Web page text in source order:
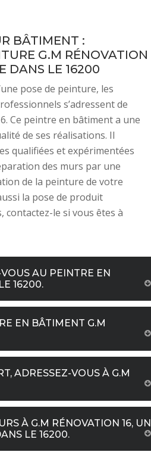
BÂTIMENT :
G.M RÉNOVATION
DANS LE 16200
pose de peinture, les
s’adressent de
Ce peintre en bâtiment a une
de ses réalisations. Il
qualifiées et expérimentées
des murs par une
de la peinture de votre
la pose de produit
contactez-le si vous êtes à
AU PEINTRE EN
16200.
EN BÂTIMENT G.M
ADRESSEZ-VOUS À G.M
À G.M RÉNOVATION 16, UN
LE 16200.